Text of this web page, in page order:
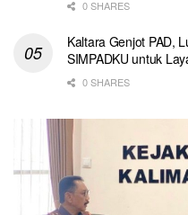
0 SHARES
Kaltara Genjot PAD,
SIMPADKU untuk
0 SHARES